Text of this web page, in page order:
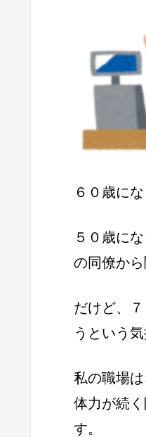
６０歳に
５０歳に
の同僚か
だけど、
うという
私の職場
体力が続
す。